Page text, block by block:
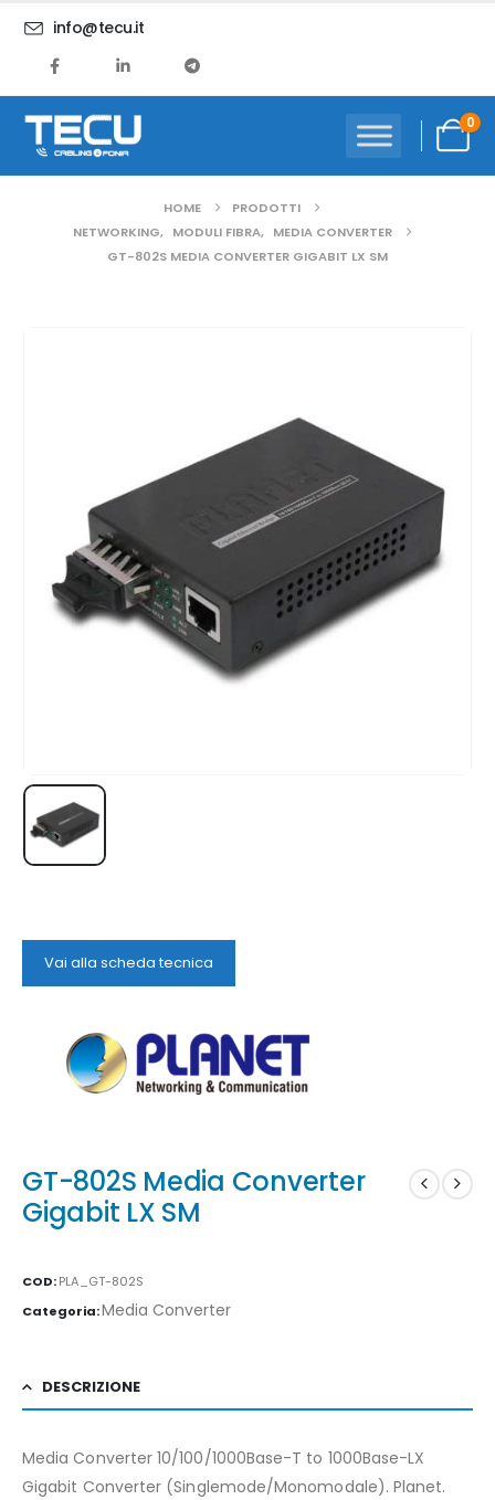
info@tecu.it
0
HOME
PRODOTTI
NETWORKING, MODULI FIBRA, MEDIA CONVERTER
GT-802S MEDIA CONVERTER GIGABIT LX SM
Vai alla scheda tecnica
GT-802S Media Converter
Gigabit LX SM
COD:PLA_GT-802S
Categoria:Media Converter
DESCRIZIONE
Media Converter 10/100/1000Base-T to 1000Base-LX
Gigabit Converter (Singlemode/Monomodale). Planet.